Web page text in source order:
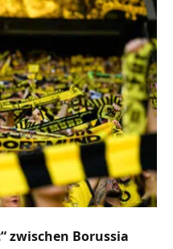
zwischen Borussia